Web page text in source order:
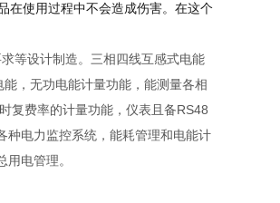
在使用过程中不会造成伤害。在这个
等设计制造。三相四线互感式电能
，无功电能计量功能，能测量各相
复费率的计量功能，仪表且备RS48
种电力监控系统，能耗管理和电能计
电管理。